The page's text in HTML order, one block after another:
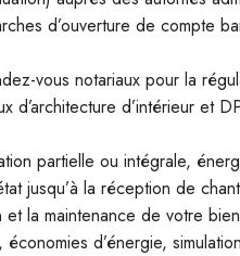
d’ouverture de compte
vous notariaux pour la
d’architecture d’intérieur et
partielle ou intégrale,
jusqu’à la réception de
et la maintenance de votre
économies d’énergie,